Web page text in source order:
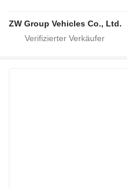
ZW Group Vehicles Co., Ltd.